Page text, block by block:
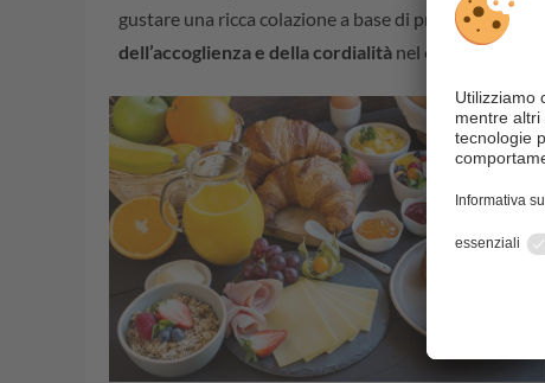
gustare una ricca colazione a base di prodotti locali
dell’accoglienza e della cordialità nel cuore delle